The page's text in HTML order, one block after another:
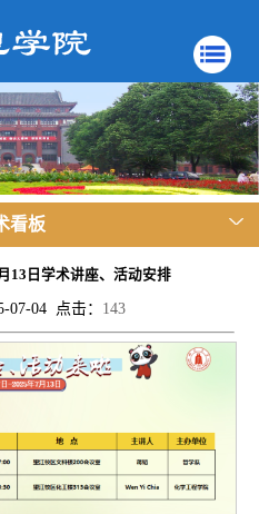
看板
13日学术讲座、活动安排
07-04 点击： 143